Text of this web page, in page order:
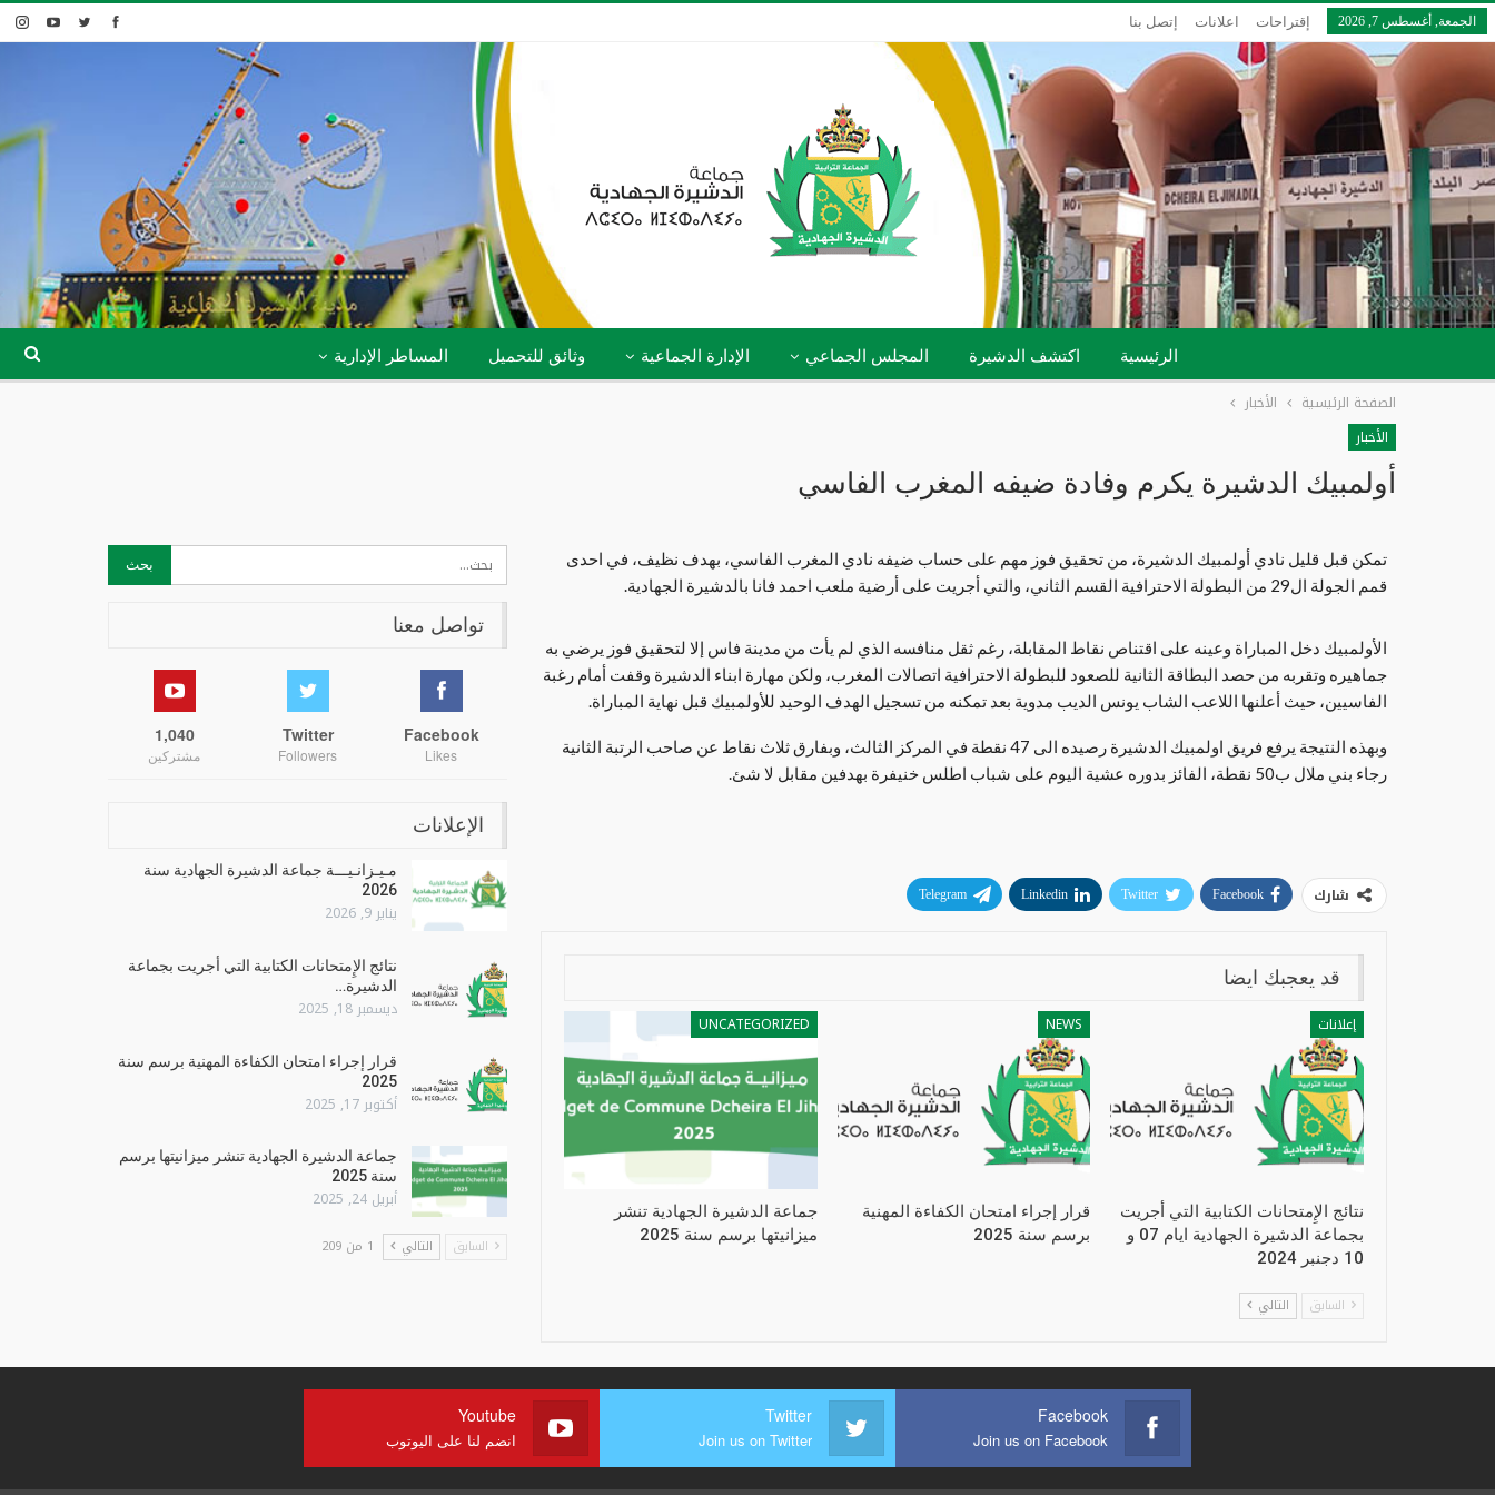
الجمعة, أغسطس 7, 2026 إقتراحات اعلانات إتصل بنا
الرئيسية اكتشف الدشيرة المجلس الجماعي الإدارة الجماعية وثائق للتحميل المساطر الإدارية
الصفحة الرئيسية
الأخبار
الأخبار
أولمبيك الدشيرة يكرم وفادة ضيفه المغرب الفاسي
تمكن قبل قليل نادي أولمبيك الدشيرة، من تحقيق فوز مهم على حساب ضيفه نادي المغرب الفاسي، بهدف نظيف، في احدى
قمم الجولة ال29 من البطولة الاحترافية القسم الثاني، والتي أجريت على أرضية ملعب احمد فانا بالدشيرة الجهادية.
الأولمبيك دخل المباراة وعينه على اقتناص نقاط المقابلة، رغم ثقل منافسه الذي لم يأت من مدينة فاس إلا لتحقيق فوز يرضي به
جماهيره وتقربه من حصد البطاقة الثانية للصعود للبطولة الاحترافية اتصالات المغرب، ولكن مهارة ابناء الدشيرة وقفت أمام رغبة
الفاسيين، حيث أعلنها اللاعب الشاب يونس الديب مدوية بعد تمكنه من تسجيل الهدف الوحيد للأولمبيك قبل نهاية المباراة.
وبهذه النتيجة يرفع فريق اولمبيك الدشيرة رصيده الى 47 نقطة في المركز الثالث، وبفارق ثلاث نقاط عن صاحب الرتبة الثانية
رجاء بني ملال ب50 نقطة، الفائز بدوره عشية اليوم على شباب اطلس خنيفرة بهدفين مقابل لا شئ.
شارك Facebook
Twitter
Linkedin
Telegram
قد يعجبك ايضا
إعلانات
نتائج الإِمتحانات الكتابية التي أجريت
بجماعة الدشيرة الجهادية ايام 07 و
10 دجنبر 2024
NEWS
قرار إجراء امتحان الكفاءة المهنية
برسم سنة 2025
UNCATEGORIZED
جماعة الدشيرة الجهادية تنشر
ميزانيتها برسم سنة 2025
السابق التالي
تواصل معنا
Facebook
Likes
Twitter
Followers
1,040
مشتركين
الإعلانات
مـيـزانـيـــة جماعة الدشيرة الجهادية سنة
2026
يناير 9, 2026
نتائج الإِمتحانات الكتابية التي أجريت بجماعة
الدشيرة…
ديسمبر 18, 2025
قرار إجراء امتحان الكفاءة المهنية برسم سنة
2025
أكتوبر 17, 2025
جماعة الدشيرة الجهادية تنشر ميزانيتها برسم
سنة 2025
أبريل 24, 2025
السابق التالي 1 من 209
Facebook
Join us on Facebook
Twitter
Join us on Twitter
Youtube
انضم لنا على اليوتوب